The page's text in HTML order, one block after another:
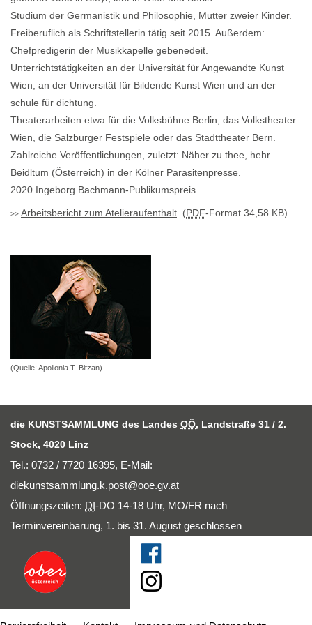
Studium der Germanistik und Philosophie, Mutter zweier Kinder.
Freiberuflich als Schriftstellerin tätig seit 2015. Außerdem:
Chefpredigerin der Musikkapelle gebenedeit.
Unterrichtstätigkeiten an der Universität für Angewandte Kunst
Wien, an der Universität für Bildende Kunst Wien und an der
schule für dichtung.
Theaterarbeiten etwa für die Volksbühne Berlin, das Volkstheater
Wien, die Salzburger Festspiele oder das Stadttheater Bern.
Zahlreiche Veröffentlichungen, zuletzt: Näher zu thee, hehr
Beidltum (Österreich) in der Kölner Parasitenpresse.
2020 Ingeborg Bachmann-Publikumspreis.
Arbeitsbericht zum Atelieraufenthalt (PDF-Format 34,58 KB)
(Quelle: Apollonia T. Bitzan)
die KUNSTSAMMLUNG des Landes OÖ, Landstraße 31 / 2.
Stock, 4020 Linz
Tel.: 0732 / 7720 16395, E-Mail:
diekunstsammlung.k.post@ooe.gv.at
Öffnungszeiten: DI-DO 14-18 Uhr, MO/FR nach
Terminvereinbarung, 1. bis 31. August geschlossen